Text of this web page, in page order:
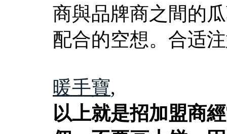
商與品牌商之間的
配合的空想。合适
暖手寶,
以上就是招加盟商